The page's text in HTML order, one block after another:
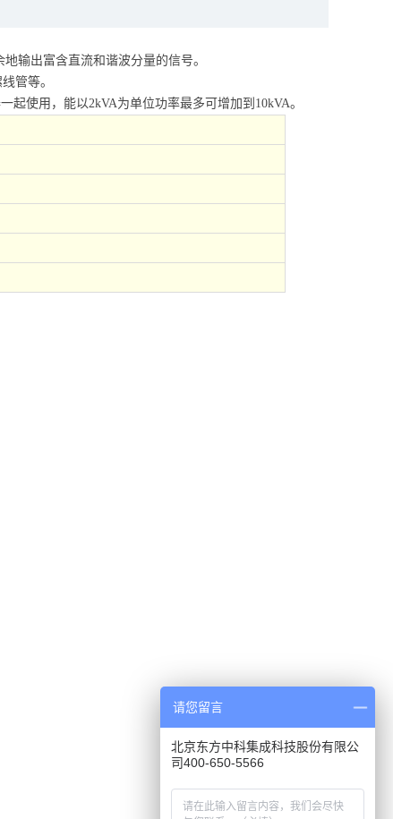
输出富含直流和谐波分量的信号。
管等。
使用，能以2kVA为单位功率最多可增加到10kVA。
请您留言
北京东方中科集成科技股份有限公
司400-650-5566